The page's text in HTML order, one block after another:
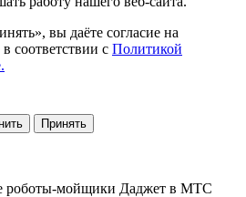
вы даёте согласие на
соответствии с Политикой
Принять
роботы-мойщики Даджет в МТС